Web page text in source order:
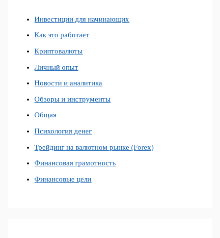
Инвестиции для начинающих
Как это работает
Криптовалюты
Личный опыт
Новости и аналитика
Обзоры и инструменты
Общая
Психология денег
Трейдинг на валютном рынке (Forex)
Финансовая грамотность
Финансовые цели